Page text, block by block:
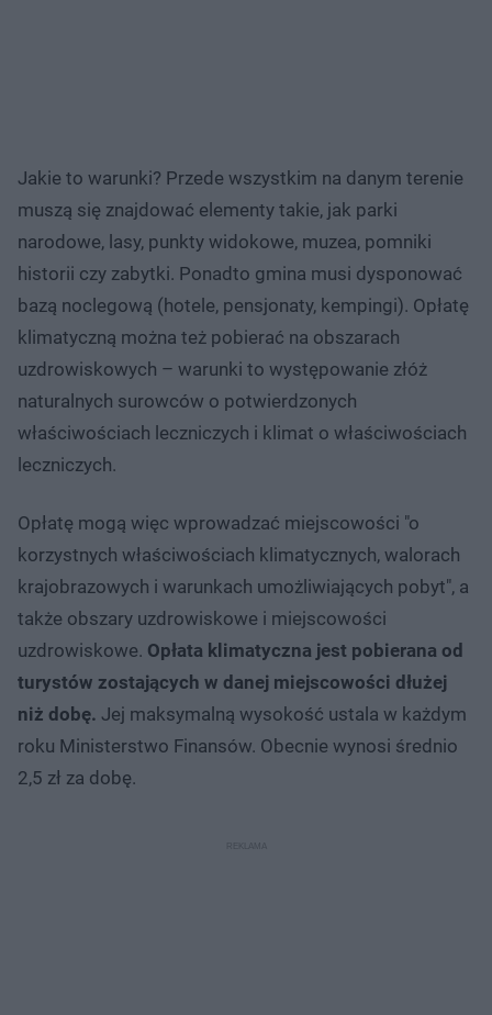
Jakie to warunki? Przede wszystkim na danym terenie
muszą się znajdować elementy takie, jak parki
narodowe, lasy, punkty widokowe, muzea, pomniki
historii czy zabytki. Ponadto gmina musi dysponować
bazą noclegową (hotele, pensjonaty, kempingi). Opłatę
klimatyczną można też pobierać na obszarach
uzdrowiskowych – warunki to występowanie złóż
naturalnych surowców o potwierdzonych
właściwościach leczniczych i klimat o właściwościach
leczniczych.
Opłatę mogą więc wprowadzać miejscowości "o
korzystnych właściwościach klimatycznych, walorach
krajobrazowych i warunkach umożliwiających pobyt", a
także obszary uzdrowiskowe i miejscowości
uzdrowiskowe. Opłata klimatyczna jest pobierana od
turystów zostających w danej miejscowości dłużej
niż dobę. Jej maksymalną wysokość ustala w każdym
roku Ministerstwo Finansów. Obecnie wynosi średnio
2,5 zł za dobę.